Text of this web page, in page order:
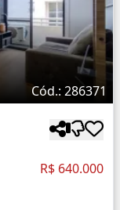
Cód.: 286371
R$ 640.000